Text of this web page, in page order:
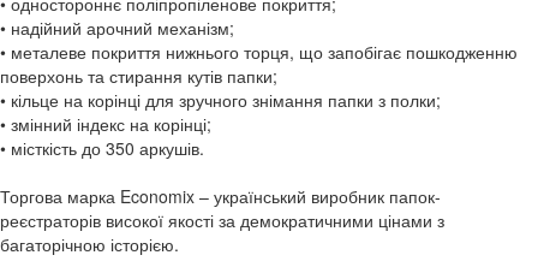
• надійний арочний механізм;
• металеве покриття нижнього торця, що запобігає пошкодженню
поверхонь та стирання кутів папки;
• кільце на корінці для зручного знімання папки з полки;
• змінний індекс на корінці;
• місткість до 350 аркушів.
Торгова марка Economix – український виробник папок-
реєстраторів високої якості за демократичними цінами з
багаторічною історією.